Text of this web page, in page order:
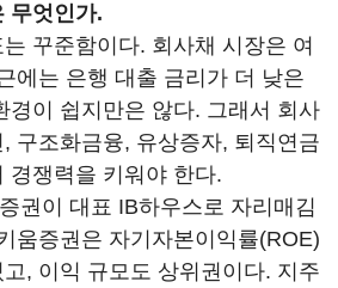
무엇인가.
꾸준함이다. 회사채 시장은 여
에는 은행 대출 금리가 더 낮은
경이 쉽지만은 않다. 그래서 회사
구조화금융, 유상증자, 퇴직연금
경쟁력을 키워야 한다.
권이 대표 IB하우스로 자리매김
움증권은 자기자본이익률(ROE)
, 이익 규모도 상위권이다. 지주